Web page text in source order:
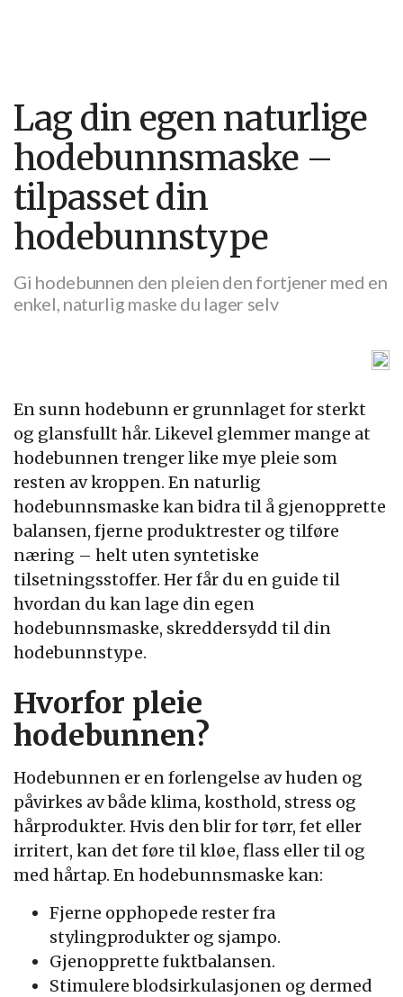
Lag din egen naturlige
hodebunnsmaske –
tilpasset din
hodebunnstype
Gi hodebunnen den pleien den fortjener med en
enkel, naturlig maske du lager selv
En sunn hodebunn er grunnlaget for sterkt
og glansfullt hår. Likevel glemmer mange at
hodebunnen trenger like mye pleie som
resten av kroppen. En naturlig
hodebunnsmaske kan bidra til å gjenopprette
balansen, fjerne produktrester og tilføre
næring – helt uten syntetiske
tilsetningsstoffer. Her får du en guide til
hvordan du kan lage din egen
hodebunnsmaske, skreddersydd til din
hodebunnstype.
Hvorfor pleie
hodebunnen?
Hodebunnen er en forlengelse av huden og
påvirkes av både klima, kosthold, stress og
hårprodukter. Hvis den blir for tørr, fet eller
irritert, kan det føre til kløe, flass eller til og
med hårtap. En hodebunnsmaske kan:
Fjerne opphopede rester fra
stylingprodukter og sjampo.
Gjenopprette fuktbalansen.
Stimulere blodsirkulasjonen og dermed